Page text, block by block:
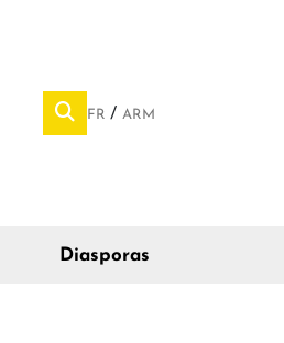
FR ARM
Diasporas